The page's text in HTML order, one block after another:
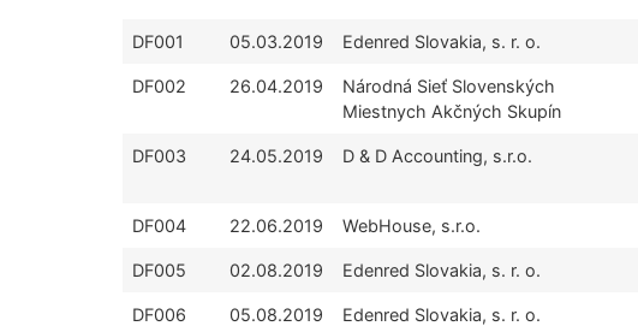
DF001 05.03.2019 Edenred Slovakia, s. r. o.
DF002 26.04.2019
Národná Sieť Slovenských
Miestnych Akčných Skupín
DF003 24.05.2019 D & D Accounting, s.r.o.
DF004 22.06.2019 WebHouse, s.r.o.
DF005 02.08.2019 Edenred Slovakia, s. r. o.
DF006 05.08.2019 Edenred Slovakia, s. r. o.